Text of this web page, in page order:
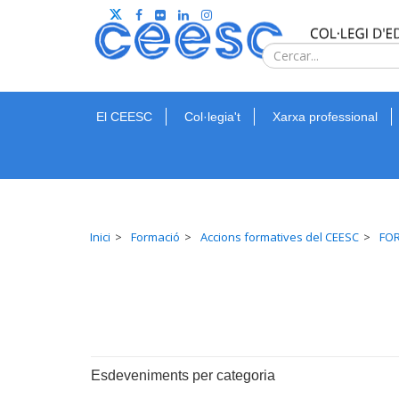
El CEESC Col·legia't Xarxa professional
Inici Formació Accions formatives del CEESC
Esdeveniments per categoria